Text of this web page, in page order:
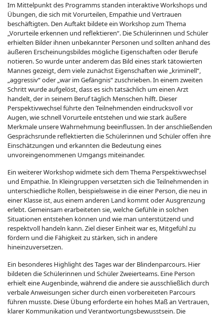
Im Mittelpunkt des Programms standen interaktive Workshops und
Übungen, die sich mit Vorurteilen, Empathie und Vertrauen
beschäftigten. Den Auftakt bildete ein Workshop zum Thema
„Vorurteile erkennen und reflektieren“. Die Schülerinnen und Schüler
erhielten Bilder ihnen unbekannter Personen und sollten anhand des
äußeren Erscheinungsbildes mögliche Eigenschaften oder Berufe
notieren. So wurde unter anderem das Bild eines stark tätowierten
Mannes gezeigt, dem viele zunächst Eigenschaften wie „kriminell“,
„aggressiv“ oder „war im Gefängnis“ zuschrieben. In einem zweiten
Schritt wurde aufgelöst, dass es sich tatsächlich um einen Arzt
handelt, der in seinem Beruf täglich Menschen hilft. Dieser
Perspektivwechsel führte den Teilnehmenden eindrucksvoll vor
Augen, wie schnell Vorurteile entstehen und wie stark äußere
Merkmale unsere Wahrnehmung beeinflussen. In der anschließenden
Gesprächsrunde reflektierten die Schülerinnen und Schüler offen ihre
Einschätzungen und erkannten die Bedeutung eines
unvoreingenommenen Umgangs miteinander.
Ein weiterer Workshop widmete sich dem Thema Perspektivwechsel
und Empathie. In Kleingruppen versetzten sich die Teilnehmenden in
unterschiedliche Rollen, beispielsweise in die einer Person, die neu in
einer Klasse ist, aus einem anderen Land kommt oder Ausgrenzung
erlebt. Gemeinsam erarbeiteten sie, welche Gefühle in solchen
Situationen entstehen können und wie man unterstützend und
respektvoll handeln kann. Ziel dieser Einheit war es, Mitgefühl zu
fördern und die Fähigkeit zu stärken, sich in andere
hineinzuversetzen.
Ein besonderes Highlight des Tages war der Blindenparcours. Hier
bildeten die Schülerinnen und Schüler Zweierteams. Eine Person
erhielt eine Augenbinde, während die andere sie ausschließlich durch
verbale Anweisungen sicher durch einen vorbereiteten Parcours
führen musste. Diese Übung erforderte ein hohes Maß an Vertrauen,
klarer Kommunikation und Verantwortungsbewusstsein. Die